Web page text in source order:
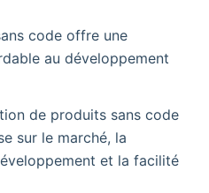
code offre une
au développement
de produits sans code
sur le marché, la
et la facilité